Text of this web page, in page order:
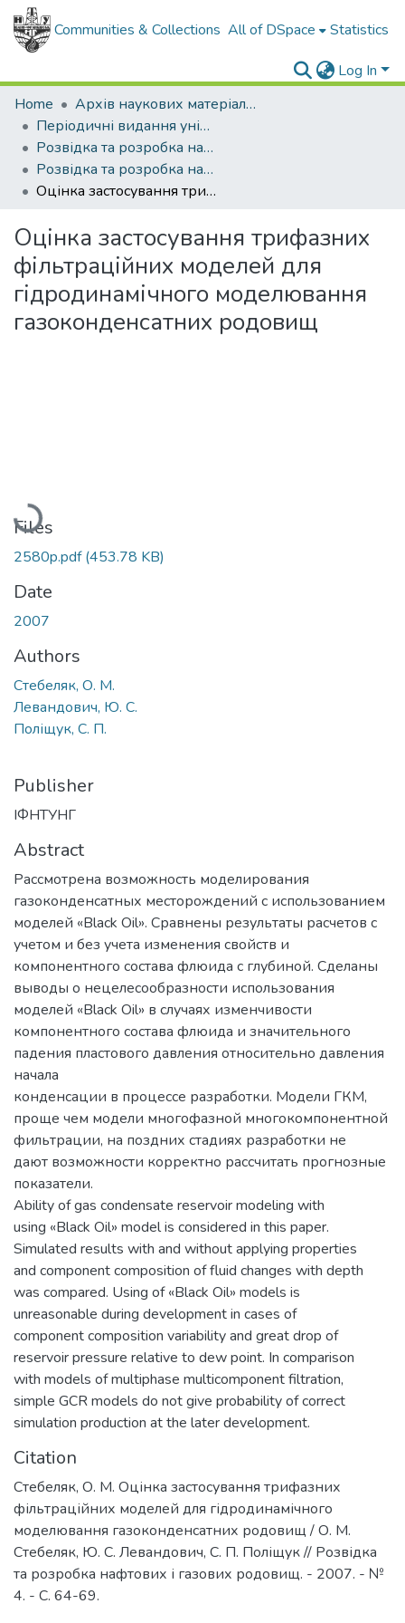
Communities & Collections All of DSpace Statistics
Log In
Home
Архів наукових матеріалів
Періодичні видання університету
Розвідка та розробка нафтових і газових родовищ
Розвідка та розробка нафтових і газових родовищ - 2007 - №4
Оцінка застосування трифазних фільтраційних моделей для гідродинамічного моделювання газоконденсатних родовищ
Оцінка застосування трифазних
фільтраційних моделей для
гідродинамічного моделювання
газоконденсатних родовищ
Loading...
Files
2580p.pdf(453.78 KB)
Date
2007
Authors
Стебеляк, О. М.
Левандович, Ю. С.
Поліщук, С. П.
Publisher
ІФНТУНГ
Abstract
Рассмотрена возможность моделирования
газоконденсатных месторождений с использованием
моделей «Black Oil». Сравнены результаты расчетов с
учетом и без учета изменения свойств и
компонентного состава флюида с глубиной. Сделаны
выводы о нецелесообразности использования
моделей «Black Oil» в случаях изменчивости
компонентного состава флюида и значительного
падения пластового давления относительно давления
начала
конденсации в процессе разработки. Модели ГКМ,
проще чем модели многофазной многокомпонентной
фильтрации, на поздних стадиях разработки не
дают возможности корректно рассчитать прогнозные
показатели.
Ability of gas condensate reservoir modeling with
using «Black Oil» model is considered in this paper.
Simulated results with and without applying properties
and component composition of fluid changes with depth
was compared. Using of «Black Oil» models is
unreasonable during development in cases of
component composition variability and great drop of
reservoir pressure relative to dew point. In comparison
with models of multiphase multicomponent filtration,
simple GCR models do not give probability of correct
simulation production at the later development.
Citation
Стебеляк, О. М. Оцінка застосування трифазних
фільтраційних моделей для гідродинамічного
моделювання газоконденсатних родовищ / О. М.
Стебеляк, Ю. С. Левандович, С. П. Поліщук // Розвідка
та розробка нафтових і газових родовищ. - 2007. - №
4. - С. 64-69.